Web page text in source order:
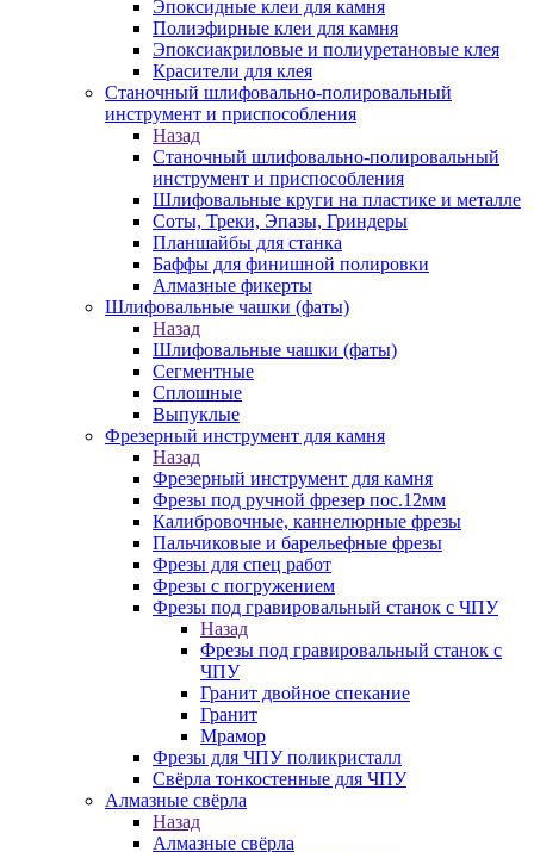
Эпоксидные клеи для камня
Полиэфирные клеи для камня
Эпоксиакриловые и полиуретановые клея
Красители для клея
Станочный шлифовально-полировальный
инструмент и приспособления
Назад
Станочный шлифовально-полировальный
инструмент и приспособления
Шлифовальные круги на пластике и металле
Соты, Треки, Эпазы, Гриндеры
Планшайбы для станка
Баффы для финишной полировки
Алмазные фикерты
Шлифовальные чашки (фаты)
Назад
Шлифовальные чашки (фаты)
Сегментные
Сплошные
Выпуклые
Фрезерный инструмент для камня
Назад
Фрезерный инструмент для камня
Фрезы под ручной фрезер пос.12мм
Калибровочные, каннелюрные фрезы
Пальчиковые и барельефные фрезы
Фрезы для спец работ
Фрезы с погружением
Фрезы под гравировальный станок с ЧПУ
Назад
Фрезы под гравировальный станок с
ЧПУ
Гранит двойное спекание
Гранит
Мрамор
Фрезы для ЧПУ поликристалл
Свёрла тонкостенные для ЧПУ
Алмазные свёрла
Назад
Алмазные свёрла